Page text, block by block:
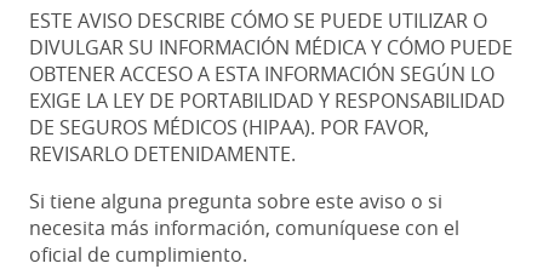
ESTE AVISO DESCRIBE CÓMO SE PUEDE UTILIZAR O
DIVULGAR SU INFORMACIÓN MÉDICA Y CÓMO PUEDE
OBTENER ACCESO A ESTA INFORMACIÓN SEGÚN LO
EXIGE LA LEY DE PORTABILIDAD Y RESPONSABILIDAD
DE SEGUROS MÉDICOS (HIPAA). POR FAVOR,
REVISARLO DETENIDAMENTE.
Si tiene alguna pregunta sobre este aviso o si
necesita más información, comuníquese con el
oficial de cumplimiento.